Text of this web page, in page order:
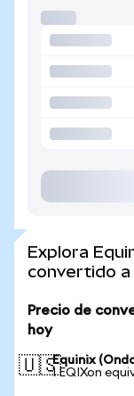
Explora
convertido
Precio de
hoy
🇺🇸Equinix
1 EQIXon